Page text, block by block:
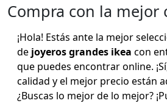
Compra con la mejor
¡Hola! Estás ante la mejor
de joyeros grandes ikea con
que puedes encontrar online.
calidad y el mejor precio están
¿Buscas lo mejor de lo mejor?